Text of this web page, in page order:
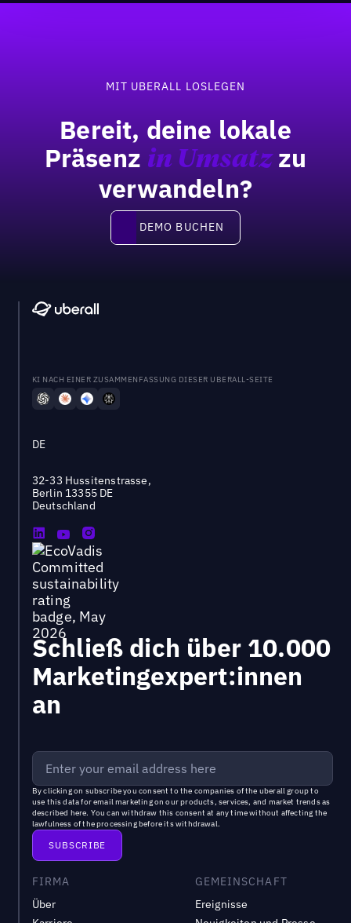
MIT UBERALL LOSLEGEN
Bereit, deine lokale
Präsenz in Umsatzzu
verwandeln?
DEMO BUCHEN
DEMO BUCHEN
KI NACH EINER ZUSAMMENFASSUNG DIESER UBERALL-SEITE
DE
32-33 Hussitenstrasse,
Berlin 13355 DE
Deutschland
Schließ dich über 10.000
Marketingexpert:innen
an
By clicking on subscribe you consent to the companies of the uberall groupto
use this data for email marketing on our products, services, and market trends as
described here. You can withdraw this consent at any time without affecting the
lawfulness of the processing before its withdrawal.
FIRMA
Über
GEMEINSCHAFT
Ereignisse